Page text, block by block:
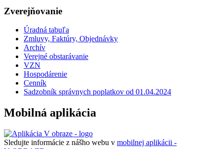
Zverejňovanie
Úradná tabuľa
Zmluvy, Faktúry, Objednávky
Archív
Verejné obstarávanie
VZN
Hospodárenie
Cenník
Sadzobník správnych poplatkov od 01.04.2024
Mobilná aplikácia
Sledujte informácie z nášho webu v mobilnej aplikácii -